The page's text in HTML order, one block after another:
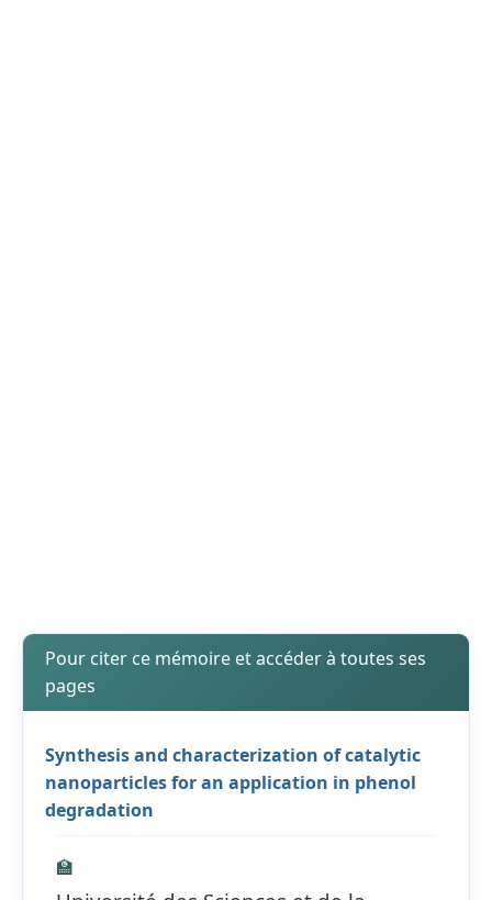
Pour citer ce mémoire et accéder à toutes ses
pages
Synthesis and characterization of catalytic
nanoparticles for an application in phenol
degradation
🏫